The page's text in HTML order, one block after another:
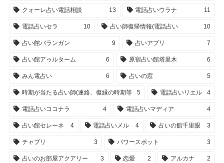
クォーレ占い電話相談 13 電話占いウラナ 11
電話占いセラ 10 占い師復帰情報(電話占い 10
占い館バランガン 9 占いアプリ 7
占い館アゥルターム 6 原宿占い館塔里木 6
みん電占い 6 占いの窓 5
時期が当たる占い師(連絡、復縁の時期等 5 電話占いリエル 4
電話占いココナラ 4 電話占いマディア 4
占い館セレーネ 4 電話占いメル 4 占いの館千里眼 3
チャプリ 3 パワースポット 3
占いのお部屋アクアリー 3 恋愛 2 アルカナ 2